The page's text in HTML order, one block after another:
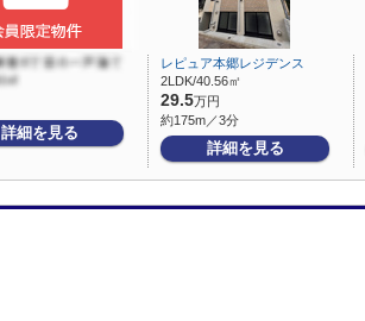
詳細を見る
レピュア本郷レジデンス
2LDK/40.56㎡
29.5万円
約175m／3分
詳細を見る